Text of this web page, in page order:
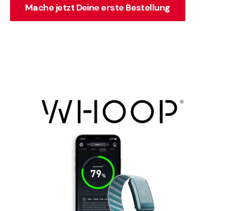
Mache jetzt Deine erste Bestellung